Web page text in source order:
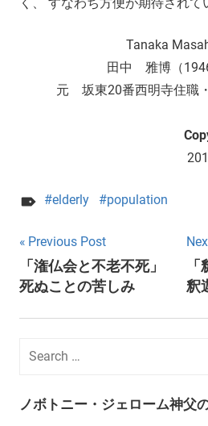
Tanaka
田中 雅博（
元 坂東20番西明寺住職
elderly population
Post
navigation
Previous Post
「潅仏会と不老不死」
死ぬことの苦しみ
釈
ノボトニー・ジェローム神父